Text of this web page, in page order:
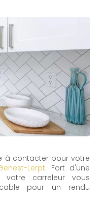
à contacter pour votre
Lerpt. Fort d'une
votre carreleur vous
pour un rendu